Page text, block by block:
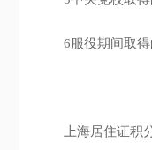
6服役期间取得
上海居住证积分